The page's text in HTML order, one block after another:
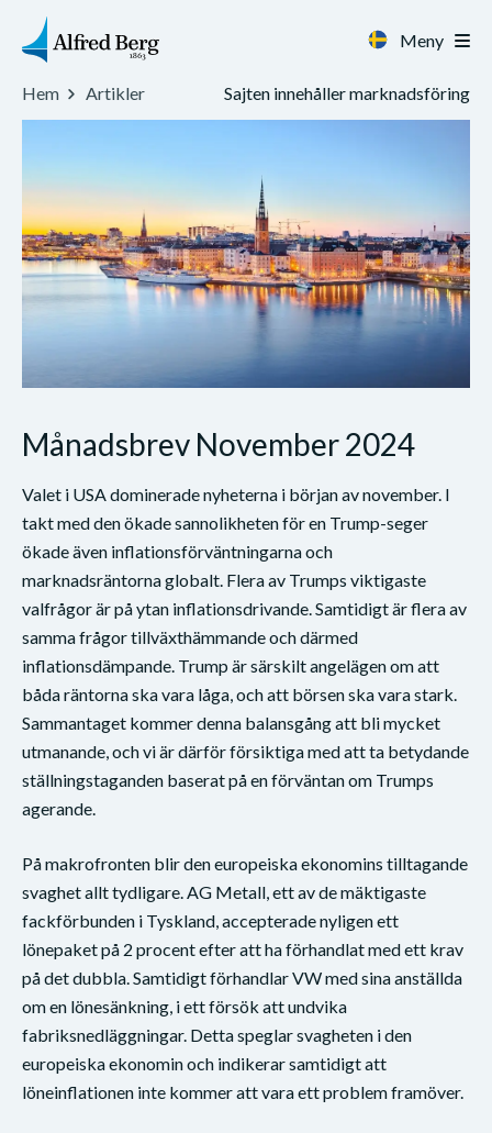
Meny
Sajten innehåller marknadsföring
Hem Artikler
Månadsbrev November 2024
Valet i USA dominerade nyheterna i början av november. I
takt med den ökade sannolikheten för en Trump-seger
ökade även inflationsförväntningarna och
marknadsräntorna globalt. Flera av Trumps viktigaste
valfrågor är på ytan inflationsdrivande. Samtidigt är flera av
samma frågor tillväxthämmande och därmed
inflationsdämpande. Trump är särskilt angelägen om att
båda räntorna ska vara låga, och att börsen ska vara stark.
Sammantaget kommer denna balansgång att bli mycket
utmanande, och vi är därför försiktiga med att ta betydande
ställningstaganden baserat på en förväntan om Trumps
agerande.
På makrofronten blir den europeiska ekonomins tilltagande
svaghet allt tydligare. AG Metall, ett av de mäktigaste
fackförbunden i Tyskland, accepterade nyligen ett
lönepaket på 2 procent efter att ha förhandlat med ett krav
på det dubbla. Samtidigt förhandlar VW med sina anställda
om en lönesänkning, i ett försök att undvika
fabriksnedläggningar. Detta speglar svagheten i den
europeiska ekonomin och indikerar samtidigt att
löneinflationen inte kommer att vara ett problem framöver.